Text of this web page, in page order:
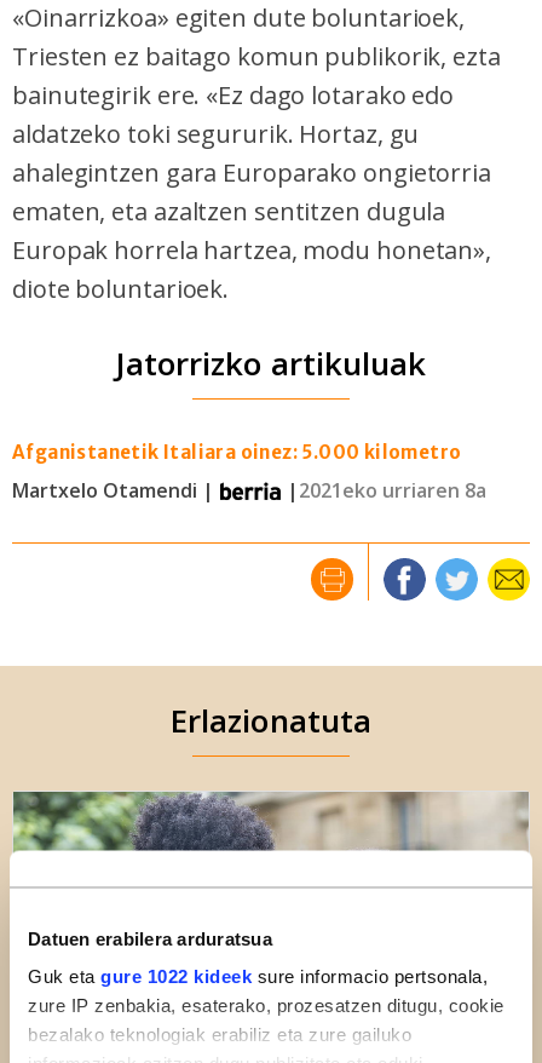
Datuen erabilera arduratsua
Guk eta gure 1022 kideek sure informacio pertsonala,
zure IP zenbakia, esaterako, prozesatzen ditugu, cookie
bezalako teknologiak erabiliz eta zure gailuko
«Oinarrizkoa» egiten dute boluntarioek,
Triesten ez baitago komun publikorik, ezta
bainutegirik ere. «Ez dago lotarako edo
aldatzeko toki segururik. Hortaz, gu
ahalegintzen gara Europarako ongietorria
ematen, eta azaltzen sentitzen dugula
Europak horrela hartzea, modu honetan»,
diote boluntarioek.
Jatorrizko artikuluak
Afganistanetik Italiara oinez: 5.000 kilometro
Martxelo Otamendi | | 2021eko urriaren 8a
Erlazionatuta